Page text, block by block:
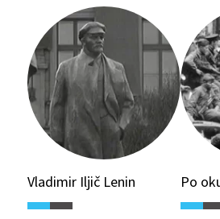
Vladimir Iljič Lenin Po